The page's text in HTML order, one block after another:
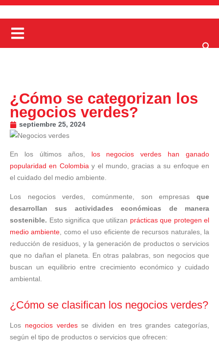
¿Cómo se categorizan los
negocios verdes?
septiembre 25, 2024
En los últimos años, los negocios verdes han ganado
popularidad en Colombiay el mundo, gracias a su enfoque en
el cuidado del medio ambiente.
Los negocios verdes, comúnmente, son empresas que
desarrollan sus actividades económicas de manera
sostenible. Esto significa que utilizan prácticas que protegen el
medio ambiente , como el uso eficiente de recursos naturales, la
reducción de residuos, y la generación de productos o servicios
que no dañan el planeta. En otras palabras, son negocios que
buscan un equilibrio entre crecimiento económico y cuidado
ambiental.
¿Cómo se clasifican los negocios verdes?
Los negocios verdesse dividen en tres grandes categorías,
según el tipo de productos o servicios que ofrecen: